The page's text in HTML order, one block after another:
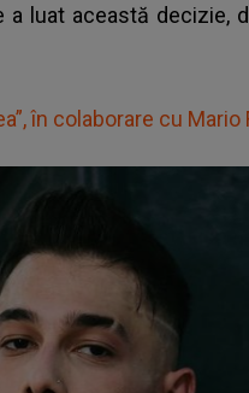
luat această decizie,
în colaborare cu Mario